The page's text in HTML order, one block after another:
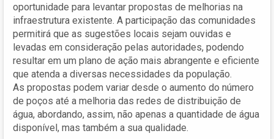
oportunidade para levantar propostas de melhorias na
infraestrutura existente. A participação das comunidades
permitirá que as sugestões locais sejam ouvidas e
levadas em consideração pelas autoridades, podendo
resultar em um plano de ação mais abrangente e eficiente
que atenda a diversas necessidades da população.
As propostas podem variar desde o aumento do número
de poços até a melhoria das redes de distribuição de
água, abordando, assim, não apenas a quantidade de água
disponível, mas também a sua qualidade.